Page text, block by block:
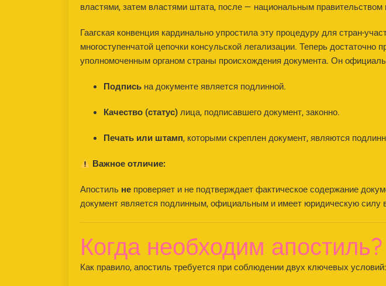
властями, затем властями штата, после — национальным
Гаагская конвенция кардинально упростила эту процедуру для стран-
многоступенчатой цепочки консульской легализации. Теперь
уполномоченным органом страны происхождения документа. Он
Подпись на документе является подлинной.
Качество (статус)лица, подписавшего документ, законно.
Печать или штамп, которыми скреплен документ, являются
Важное отличие:
Апостиль не проверяет и не подтверждает фактическое содержание
документ является подлинным, официальным и имеет юридическую силу
Когда необходим апостиль?
Как правило, апостиль требуется при соблюдении двух ключевых условий: